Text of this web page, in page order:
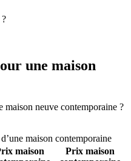
une maison
maison neuve contemporaine ?
maison contemporaine
maison
Prix maison